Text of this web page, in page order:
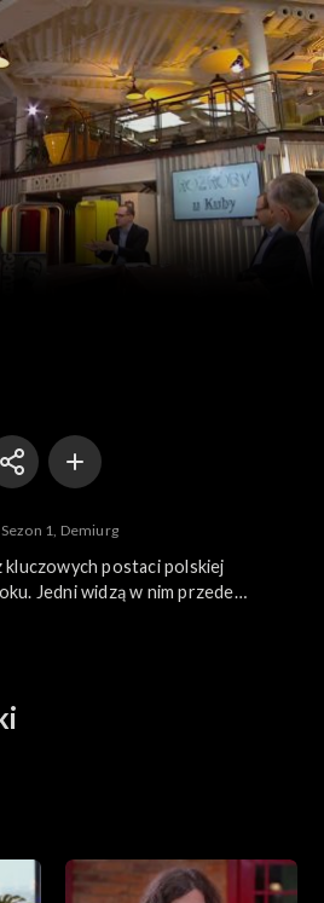
Sądy przesądy
Sezon 1, Demiurg
kluczowych postaci polskiej
Jedni widzą w nim przede
opozycji antykomunistycznej i jedną
Romanowi Graczykowi – autorowi
– udała się sztuka rzetelnej
życiorysu? O książce
będą dyskutować: prof. Antoni